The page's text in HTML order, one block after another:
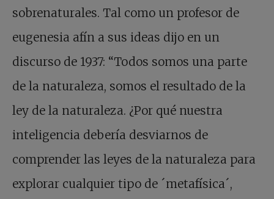
sobrenaturales. Tal como un profesor de
eugenesia afín a sus ideas dijo en un
discurso de 1937: “Todos somos una parte
de la naturaleza, somos el resultado de la
ley de la naturaleza. ¿Por qué nuestra
inteligencia debería desviarnos de
comprender las leyes de la naturaleza para
explorar cualquier tipo de ´metafísica´,